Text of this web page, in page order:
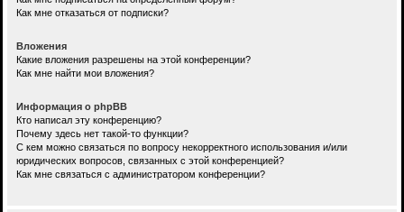
Как мне отказаться от подписки?
Вложения
Какие вложения разрешены на этой конференции?
Как мне найти мои вложения?
Информация о phpBB
Кто написал эту конференцию?
Почему здесь нет такой-то функции?
С кем можно связаться по вопросу некорректного использования и/или
юридических вопросов, связанных с этой конференцией?
Как мне связаться с администратором конференции?